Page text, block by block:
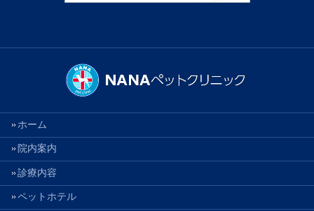
ホーム
院内案内
診療内容
ペットホテル